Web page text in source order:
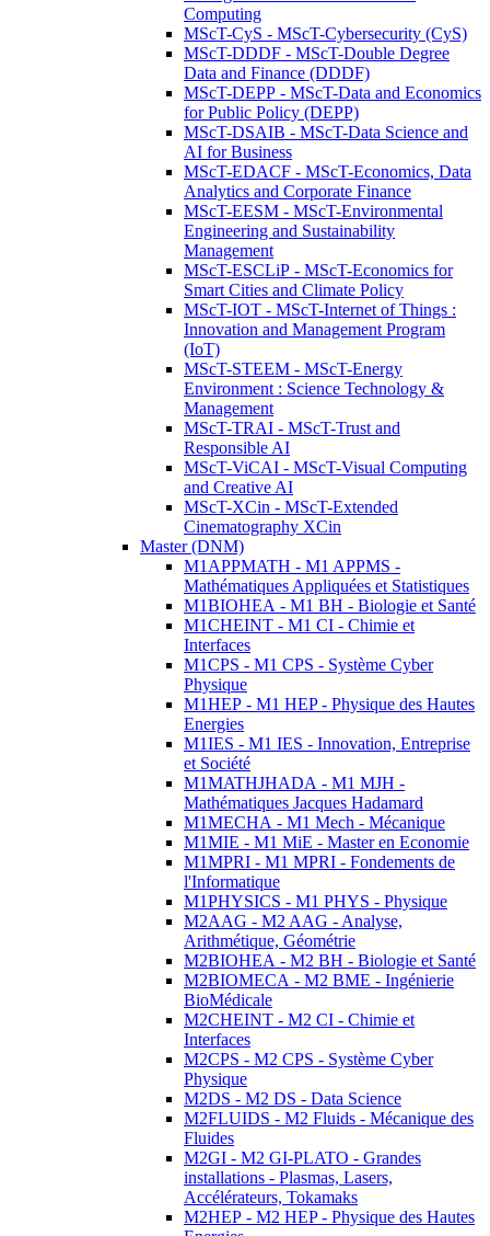
Computing
MScT-CyS - MScT-Cybersecurity (CyS)
MScT-DDDF - MScT-Double Degree
Data and Finance (DDDF)
MScT-DEPP - MScT-Data and Economics
for Public Policy (DEPP)
MScT-DSAIB - MScT-Data Science and
AI for Business
MScT-EDACF - MScT-Economics, Data
Analytics and Corporate Finance
MScT-EESM - MScT-Environmental
Engineering and Sustainability
Management
MScT-ESCLiP - MScT-Economics for
Smart Cities and Climate Policy
MScT-IOT - MScT-Internet of Things :
Innovation and Management Program
(IoT)
MScT-STEEM - MScT-Energy
Environment : Science Technology &
Management
MScT-TRAI - MScT-Trust and
Responsible AI
MScT-ViCAI - MScT-Visual Computing
and Creative AI
MScT-XCin - MScT-Extended
Cinematography XCin
Master (DNM)
M1APPMATH - M1 APPMS -
Mathématiques Appliquées et Statistiques
M1BIOHEA - M1 BH - Biologie et Santé
M1CHEINT - M1 CI - Chimie et
Interfaces
M1CPS - M1 CPS - Système Cyber
Physique
M1HEP - M1 HEP - Physique des Hautes
Energies
M1IES - M1 IES - Innovation, Entreprise
et Société
M1MATHJHADA - M1 MJH -
Mathématiques Jacques Hadamard
M1MECHA - M1 Mech - Mécanique
M1MIE - M1 MiE - Master en Economie
M1MPRI - M1 MPRI - Fondements de
l'Informatique
M1PHYSICS - M1 PHYS - Physique
M2AAG - M2 AAG - Analyse,
Arithmétique, Géométrie
M2BIOHEA - M2 BH - Biologie et Santé
M2BIOMECA - M2 BME - Ingénierie
BioMédicale
M2CHEINT - M2 CI - Chimie et
Interfaces
M2CPS - M2 CPS - Système Cyber
Physique
M2DS - M2 DS - Data Science
M2FLUIDS - M2 Fluids - Mécanique des
Fluides
M2GI - M2 GI-PLATO - Grandes
installations - Plasmas, Lasers,
Accélérateurs, Tokamaks
M2HEP - M2 HEP - Physique des Hautes